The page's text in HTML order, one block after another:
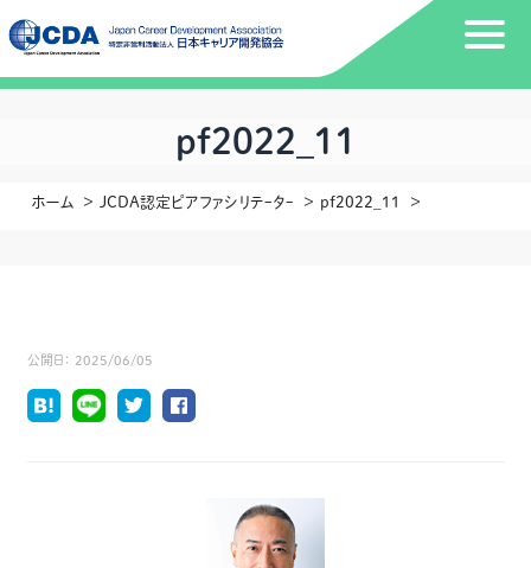
pf2022_11
ホーム JCDA認定ピアファシリテｰタｰ pf2022_11
公開日： 2025/06/05